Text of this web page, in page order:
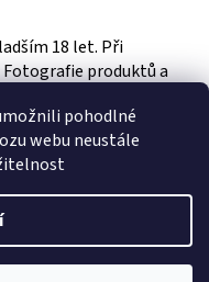
pohodlné
webu neustále
18 let. Při
Fotografie produktů a
Style. Všechna práva